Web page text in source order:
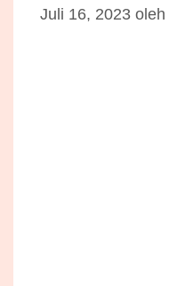
Juli 16, 2023 oleh